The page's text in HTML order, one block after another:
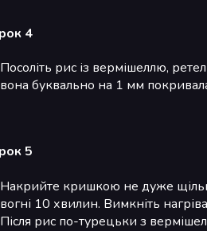
4
Посоліть рис із вермішеллю,
вона буквально на 1 мм
5
Накрийте кришкою не дуже
вогні 10 хвилин. Вимкніть
Після рис по-турецьки з